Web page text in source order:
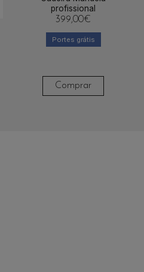
profissional
399,00€
Portes grátis
Comprar